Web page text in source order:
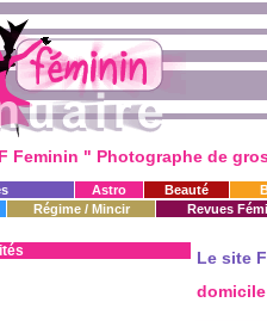
Feminin " Photographe de
Astro Beauté
Régime / Mincir Revues
Le site